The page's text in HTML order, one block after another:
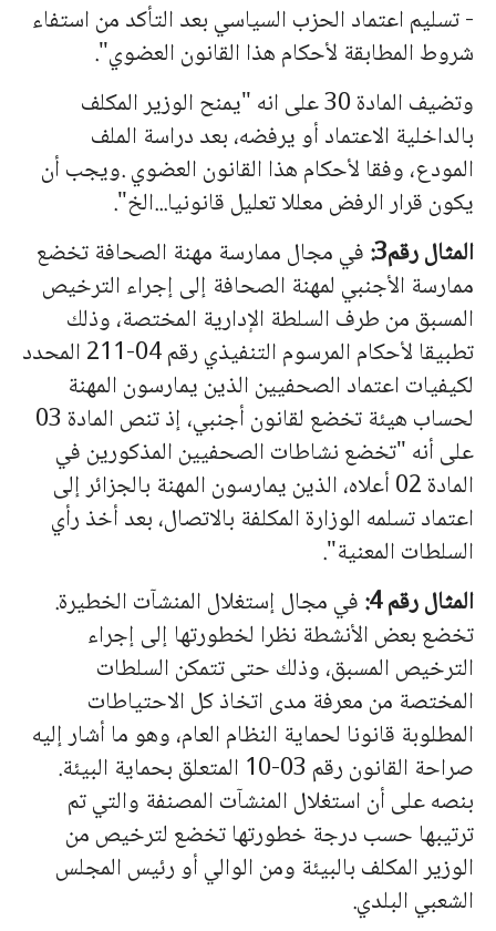
- تسليم اعتماد الحزب السياسي بعد التأكد من استفاء
شروط المطابقة لأحكام هذا القانون العضوي".
وتضيف المادة 30 على انه "يمنح الوزير المكلف
بالداخلية الاعتماد أو يرفضه، بعد دراسة الملف
المودع، وفقا لأحكام هذا القانون العضوي .ويجب أن
يكون قرار الرفض معللا تعليل قانونيا...الخ".
المثال رقم3:
في مجال ممارسة مهنة الصحافة تخضع
ممارسة الأجنبي لمهنة الصحافة إلى إجراء الترخيص
المسبق من طرف السلطة الإدارية المختصة، وذلك
تطبيقا لأحكام المرسوم التنفيذي رقم 04-211 المحدد
لكيفيات اعتماد الصحفيين الذين يمارسون المهنة
لحساب هيئة تخضع لقانون أجنبي، إذ تنص المادة 03
على أنه "تخضع نشاطات الصحفيين المذكورين في
المادة 02 أعلاه، الذين يمارسون المهنة بالجزائر إلى
اعتماد تسلمه الوزارة المكلفة بالاتصال، بعد أخذ رأي
السلطات المعنية".
المثال رقم 4: في مجال إستغلال المنشآت الخطيرة.
تخضع بعض الأنشطة نظرا لخطورتها إلى إجراء
الترخيص المسبق، وذلك حتى تتمكن السلطات
المختصة من معرفة مدى اتخاذ كل الاحتياطات
المطلوبة قانونا لحماية النظام العام، وهو ما أشار إليه
صراحة القانون رقم 03-10 المتعلق بحماية البيئة.
بنصه على أن استغلال المنشآت المصنفة والتي تم
ترتيبها حسب درجة خطورتها تخضع لترخيص من
الوزير المكلف بالبيئة ومن الوالي أو رئيس المجلس
الشعبي البلدي.